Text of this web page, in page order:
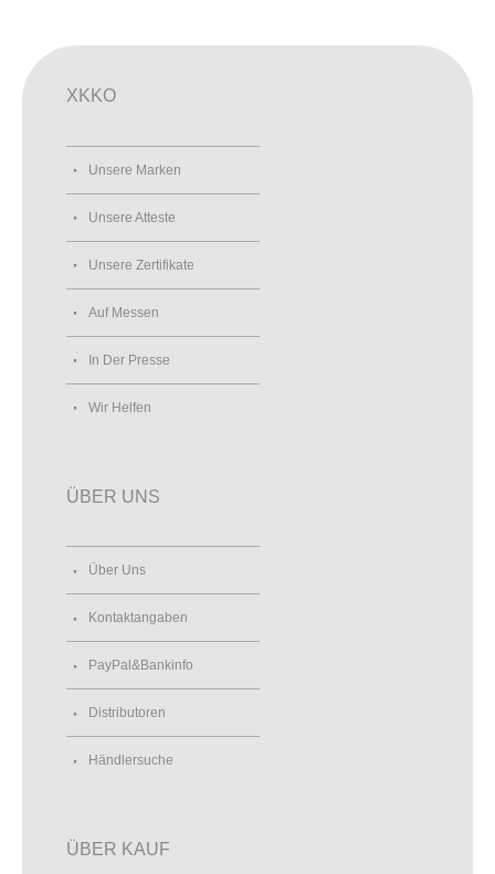
XKKO
Unsere Marken
Unsere Atteste
Unsere Zertifikate
Auf Messen
In Der Presse
Wir Helfen
ÜBER UNS
Über Uns
Kontaktangaben
PayPal&Bankinfo
Distributoren
Händlersuche
ÜBER KAUF